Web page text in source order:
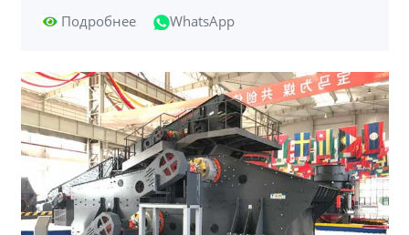
Подробнее WhatsApp